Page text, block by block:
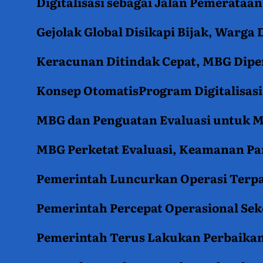
Gejolak Global Disikapi Bijak, Warga
Keracunan Ditindak Cepat, MBG
Konsep OtomatisProgram
MBG dan Penguatan Evaluasi untuk
MBG Perketat Evaluasi, Keamanan
Pemerintah Luncurkan Operasi
Pemerintah Percepat Operasional
Pemerintah Terus Lakukan